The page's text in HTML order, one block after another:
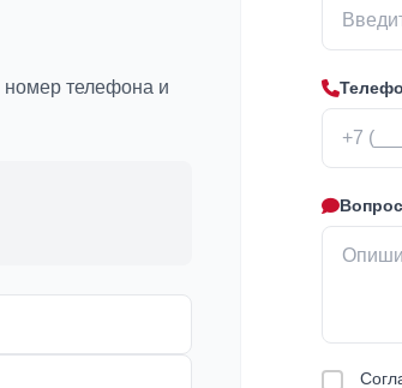
номер телефона и
Вопрос